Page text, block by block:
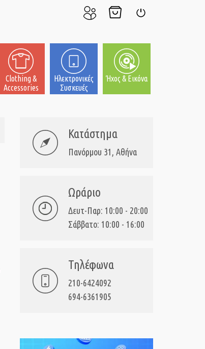
μου
Clothing &
Accessories
Ηλεκτρονικές
Συσκευές
Ήχος & Εικόνα
Κατάστημα
Πανόρμου 31, Αθήνα
Ωράριο
Δευτ-Παρ: 10:00 - 20:00
Σάββατο: 10:00 - 16:00
Τηλέφωνα
210-6424092
694-6361905